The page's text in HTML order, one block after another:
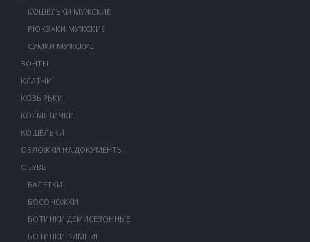
КОШЕЛЬКИ МУЖСКИЕ
РЮКЗАКИ МУЖСКИЕ
СУМКИ МУЖСКИЕ
ЗОНТЫ
КЛАТЧИ
КОЗЫРЬКИ
КОСМЕТИЧКИ
КОШЕЛЬКИ
ОБЛОЖКИ НА ДОКУМЕНТЫ
ОБУВЬ
БАЛЕТКИ
БОСОНОЖКИ
БОТИНКИ ДЕМИСЕЗОННЫЕ
БОТИНКИ ЗИМНИЕ